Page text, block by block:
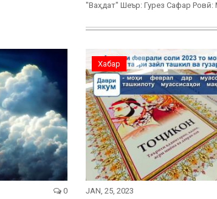
"Ваҳдат" Шеър: Гурез Сафар
0
Хабар
JAN, 25, 2023